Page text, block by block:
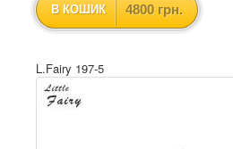
В КОШИК 4800 грн.
L.Fairy 197-5